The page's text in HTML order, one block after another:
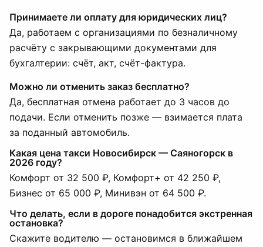
Принимаете ли оплату для юридических лиц?
Да, работаем с организациями по безналичному
расчёту с закрывающими документами для
бухгалтерии: счёт, акт, счёт-фактура.
Можно ли отменить заказ бесплатно?
Да, бесплатная отмена работает до 3 часов до
подачи. Если отменить позже — взимается плата
за поданный автомобиль.
Какая цена такси Новосибирск — Саяногорск в
2026 году?
Комфорт от 32 500 ₽, Комфорт+ от 42 250 ₽,
Бизнес от 65 000 ₽, Минивэн от 64 500 ₽.
Что делать, если в дороге понадобится экстренная
остановка?
Скажите водителю — остановимся в ближайшем